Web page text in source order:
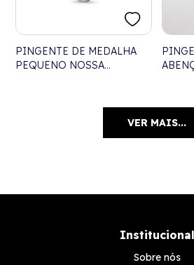
PINGENTE DE MEDALHA
PEQUENO NOSSA
VER MAIS...
Institucional
Sobre nós